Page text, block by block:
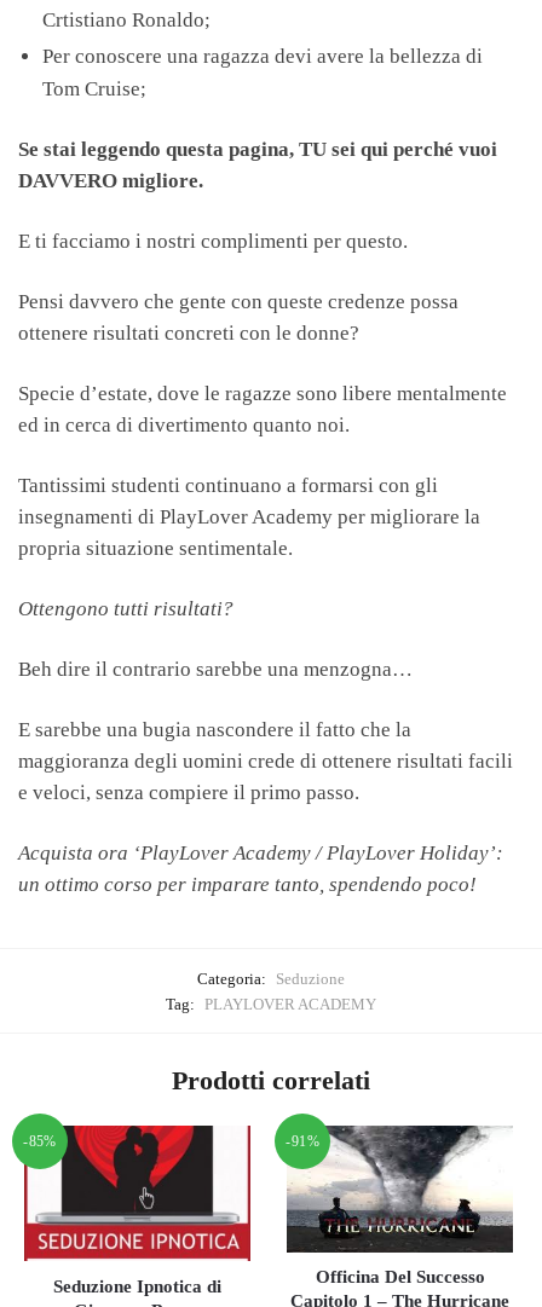
Crtistiano Ronaldo;
Per conoscere una ragazza devi avere la bellezza di
Tom Cruise;
Se stai leggendo questa pagina, TU sei qui perché vuoi
DAVVERO migliore.
E ti facciamo i nostri complimenti per questo.
Pensi davvero che gente con queste credenze possa
ottenere risultati concreti con le donne?
Specie d’estate, dove le ragazze sono libere mentalmente
ed in cerca di divertimento quanto noi.
Tantissimi studenti continuano a formarsi con gli
insegnamenti di PlayLover Academy per migliorare la
propria situazione sentimentale.
Ottengono tutti risultati?
Beh dire il contrario sarebbe una menzogna…
E sarebbe una bugia nascondere il fatto che la
maggioranza degli uomini crede di ottenere risultati facili
e veloci, senza compiere il primo passo.
Acquista ora ‘PlayLover Academy / PlayLover Holiday’:
un ottimo corso per imparare tanto, spendendo poco!
Categoria:
Seduzione
Tag: PLAYLOVER ACADEMY
Prodotti correlati
-85%
Seduzione Ipnotica di
-91%
Officina Del Successo
Capitolo 1 – The Hurricane